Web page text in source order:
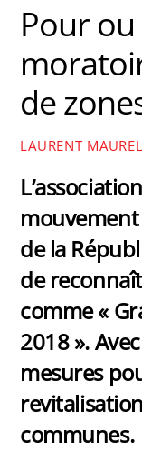
Pour
de
LAURENT MAUREL
de la
de
comme «
2018 ».
mesures
communes.